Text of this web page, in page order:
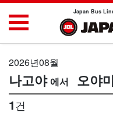
Japan Bus
2026년08월
나고야 오야
1건